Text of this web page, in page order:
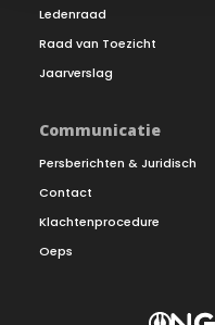
Ledenraad
Raad van Toezicht
Jaarverslag
Communicatie
Persberichten & Juridisch
Contact
Klachtenprocedure
Oeps